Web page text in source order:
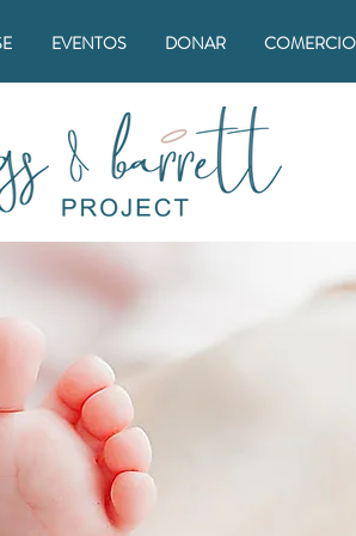
EVENTOS DONAR COMERCIO